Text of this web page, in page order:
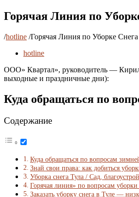
Горячая Линия по
/hotline /Горячая Линия по Уборке
hotline
ООО» Квартал», руководитель —
выходные и праздничные дни):
Куда обращаться по
Содержание
Куда обращаться по вопросам
Знай свои права: как добиться
Уборка снега Тула / Сад,
Горячая линия» по вопросам
Заказать уборку снега в Туле —